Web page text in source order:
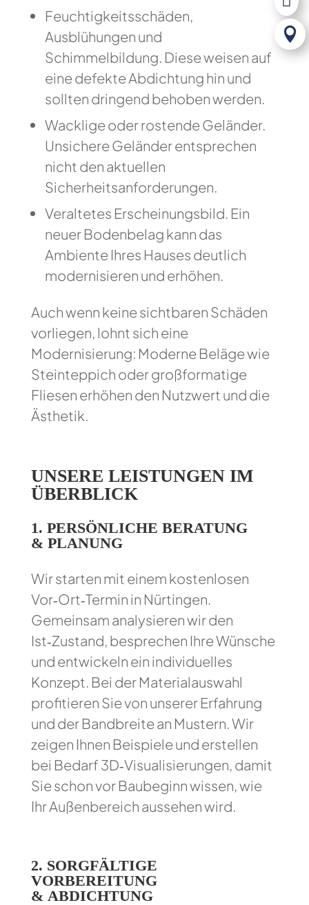
Feuchtigkeitsschäden,
Ausblühungen und
Schimmelbildung. Diese weisen auf
eine defekte Abdichtung hin und
sollten dringend behoben werden.
Wacklige oder rostende Geländer.
Unsichere Geländer entsprechen
nicht den aktuellen
Sicherheitsanforderungen.
Veraltetes Erscheinungsbild. Ein
neuer Bodenbelag kann das
Ambiente Ihres Hauses deutlich
modernisieren und erhöhen.
Auch wenn keine sichtbaren Schäden
vorliegen, lohnt sich eine
Modernisierung: Moderne Beläge wie
Steinteppich oder großformatige
Fliesen erhöhen den Nutzwert und die
Ästhetik.
UNSERE LEISTUNGEN IM
ÜBERBLICK
1. PERSÖNLICHE BERATUNG
& PLANUNG
Wir starten mit einem kostenlosen
Vor‑Ort‑Termin in Nürtingen.
Gemeinsam analysieren wir den
Ist‑Zustand, besprechen Ihre Wünsche
und entwickeln ein individuelles
Konzept. Bei der Materialauswahl
profitieren Sie von unserer Erfahrung
und der Bandbreite an Mustern. Wir
zeigen Ihnen Beispiele und erstellen
bei Bedarf 3D‑Visualisierungen, damit
Sie schon vor Baubeginn wissen, wie
Ihr Außenbereich aussehen wird.
2. SORGFÄLTIGE
VORBEREITUNG
& ABDICHTUNG
